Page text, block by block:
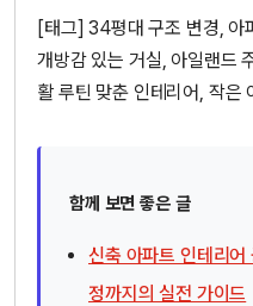
[태그] 34평대 구조 변경, 아
개방감 있는 거실, 아일랜드
활 루틴 맞춘 인테리어, 작은
함께 보면 좋은 글
신축 아파트 인테리어
정까지의 실전 가이드